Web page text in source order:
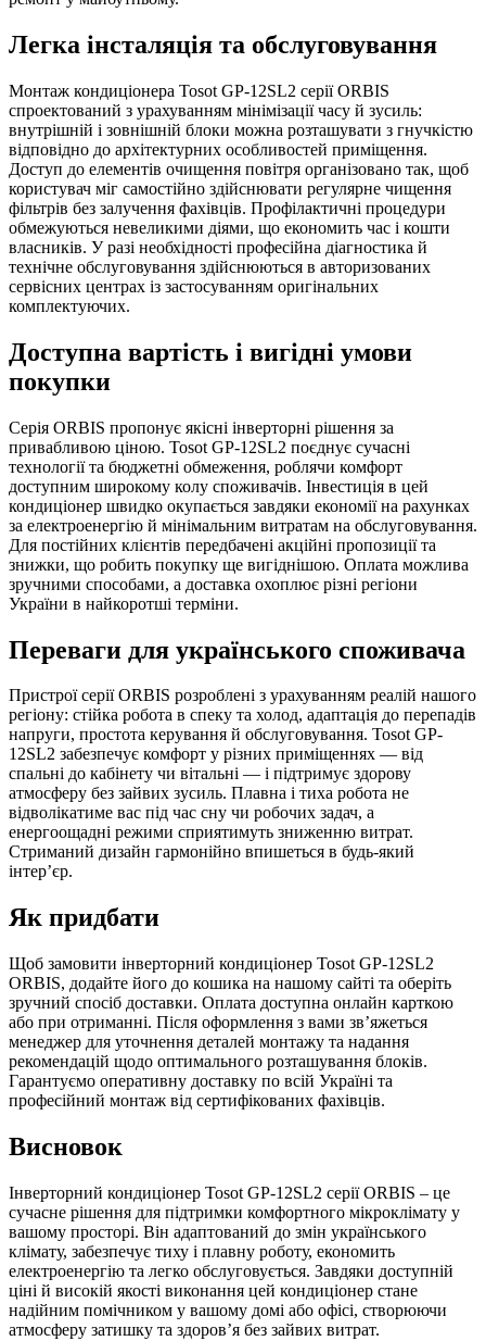
Легка інсталяція та обслуговування
Монтаж кондиціонера Tosot GP-12SL2 серії ORBIS
спроектований з урахуванням мінімізації часу й зусиль:
внутрішній і зовнішній блоки можна розташувати з гнучкістю
відповідно до архітектурних особливостей приміщення.
Доступ до елементів очищення повітря організовано так, щоб
користувач міг самостійно здійснювати регулярне чищення
фільтрів без залучення фахівців. Профілактичні процедури
обмежуються невеликими діями, що економить час і кошти
власників. У разі необхідності професійна діагностика й
технічне обслуговування здійснюються в авторизованих
сервісних центрах із застосуванням оригінальних
комплектуючих.
Доступна вартість і вигідні умови
покупки
Серія ORBIS пропонує якісні інверторні рішення за
привабливою ціною. Tosot GP-12SL2 поєднує сучасні
технології та бюджетні обмеження, роблячи комфорт
доступним широкому колу споживачів. Інвестиція в цей
кондиціонер швидко окупається завдяки економії на рахунках
за електроенергію й мінімальним витратам на обслуговування.
Для постійних клієнтів передбачені акційні пропозиції та
знижки, що робить покупку ще вигіднішою. Оплата можлива
зручними способами, а доставка охоплює різні регіони
України в найкоротші терміни.
Переваги для українського споживача
Пристрої серії ORBIS розроблені з урахуванням реалій нашого
регіону: стійка робота в спеку та холод, адаптація до перепадів
напруги, простота керування й обслуговування. Tosot GP-
12SL2 забезпечує комфорт у різних приміщеннях — від
спальні до кабінету чи вітальні — і підтримує здорову
атмосферу без зайвих зусиль. Плавна і тиха робота не
відволікатиме вас під час сну чи робочих задач, а
енергоощадні режими сприятимуть зниженню витрат.
Стриманий дизайн гармонійно впишеться в будь-який
інтер’єр.
Як придбати
Щоб замовити інверторний кондиціонер Tosot GP-12SL2
ORBIS, додайте його до кошика на нашому сайті та оберіть
зручний спосіб доставки. Оплата доступна онлайн карткою
або при отриманні. Після оформлення з вами зв’яжеться
менеджер для уточнення деталей монтажу та надання
рекомендацій щодо оптимального розташування блоків.
Гарантуємо оперативну доставку по всій Україні та
професійний монтаж від сертифікованих фахівців.
Висновок
Інверторний кондиціонер Tosot GP-12SL2 серії ORBIS – це
сучасне рішення для підтримки комфортного мікроклімату у
вашому просторі. Він адаптований до змін українського
клімату, забезпечує тиху і плавну роботу, економить
електроенергію та легко обслуговується. Завдяки доступній
ціні й високій якості виконання цей кондиціонер стане
надійним помічником у вашому домі або офісі, створюючи
атмосферу затишку та здоров’я без зайвих витрат.